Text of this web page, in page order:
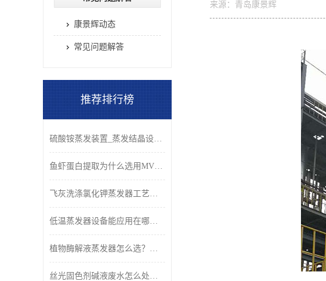
来源：青岛康景辉
康景辉动态
常见问题解答
推荐排行榜
硫酸铵蒸发装置_蒸发结晶设备_青岛康景辉
鱼虾蛋白提取为什么选用MVR蒸发器？
飞灰洗涤氯化钾蒸发器工艺原理与应用
低温蒸发器设备能应用在哪些行业？
植物酶解液蒸发器怎么选？康景辉低温浓缩工艺与设备解析
丝光固色剂碱液废水怎么处理好？